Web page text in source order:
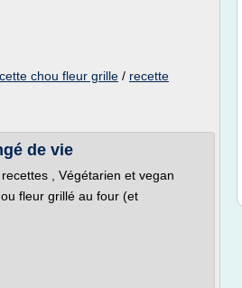
chou fleur grille / recette
de vie
, Végétarien et vegan
fleur grillé au four (et